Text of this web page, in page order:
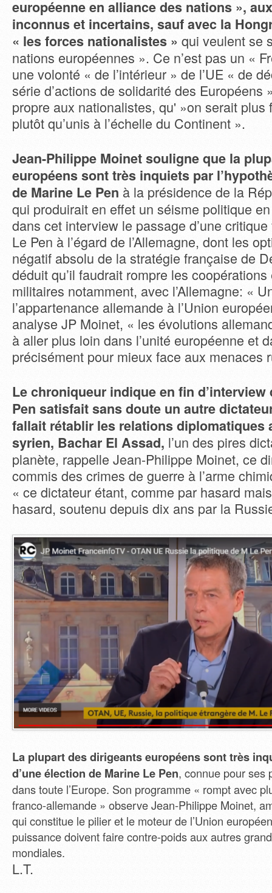
européenne en alliance des nations »,
inconnus et incertains, sauf avec la
« les forces nationalistes » qui veulent se
nations européennes ». Ce n’est pas un «
une volonté « de l’intérieur » de l’UE « de
série d’actions de solidarité des Européens
propre aux nationalistes, qu' »on serait plus
plutôt qu’unis à l’échelle du Continent ».
Jean-Philippe Moinet souligne que la
européens sont très inquiets par
de Marine Le Pen à la présidence de la
qui produirait en effet un séisme politique
dans cet interview le passage d’une
Le Pen à l’égard de l’Allemagne, dont les
négatif absolu de la stratégie française de
déduit qu’il faudrait rompre les
militaires notamment, avec l’Allemagne: «
l’appartenance allemande à l’Union
analyse JP Moinet, « les évolutions
à aller plus loin dans l’unité européenne et
précisément pour mieux face aux menaces
Le chroniqueur indique en fin d’interview
Pen satisfait sans doute un autre
fallait rétablir les relations diplomatiques
syrien, Bachar El Assad, l’un des pires
planète, rappelle Jean-Philippe Moinet, ce
commis des crimes de guerre à l’arme
« ce dictateur étant, comme par hasard
hasard, soutenu depuis dix ans par la
La plupart des dirigeants européens sont très
d’une élection de Marine Le Pen, connue pour ses
dans toute l’Europe. Son programme « rompt avec
franco-allemande » observe Jean-Philippe Moinet,
qui constitue le pilier et le moteur de l’Union
puissance doivent faire contre-poids aux autres
mondiales.
L.T.